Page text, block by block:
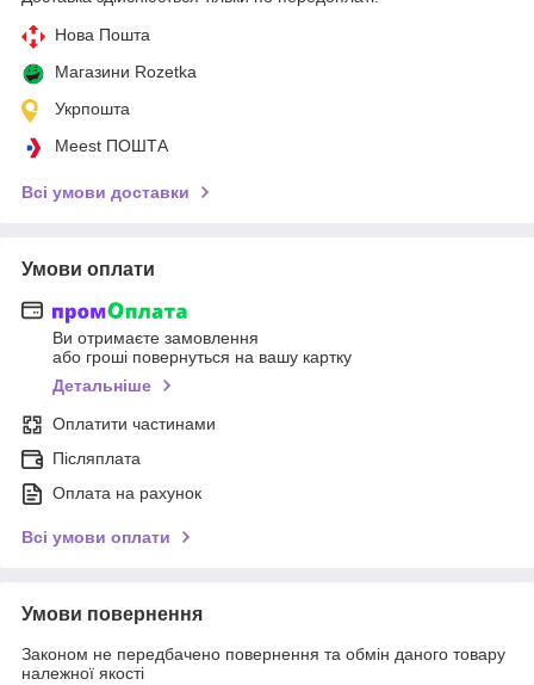
Нова Пошта
Магазини Rozetka
Укрпошта
Meest ПОШТА
Всі умови доставки
Умови оплати
Ви отримаєте замовлення
або гроші повернуться на вашу картку
Детальніше
Оплатити частинами
Післяплата
Оплата на рахунок
Всі умови оплати
Умови повернення
Законом не передбачено повернення та обмін даного товару
належної якості